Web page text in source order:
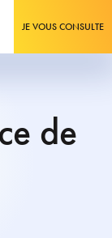
JE VOUS CONSULTE
de